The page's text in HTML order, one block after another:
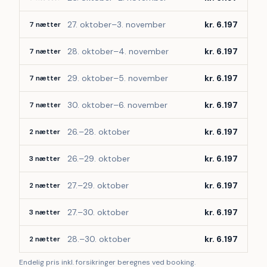
7 nætter 27. oktober–3. november kr. 6.197
7 nætter 28. oktober–4. november kr. 6.197
7 nætter 29. oktober–5. november kr. 6.197
7 nætter 30. oktober–6. november kr. 6.197
2 nætter 26.–28. oktober kr. 6.197
3 nætter 26.–29. oktober kr. 6.197
2 nætter 27.–29. oktober kr. 6.197
3 nætter 27.–30. oktober kr. 6.197
2 nætter 28.–30. oktober kr. 6.197
Endelig pris inkl. forsikringer beregnes ved booking.